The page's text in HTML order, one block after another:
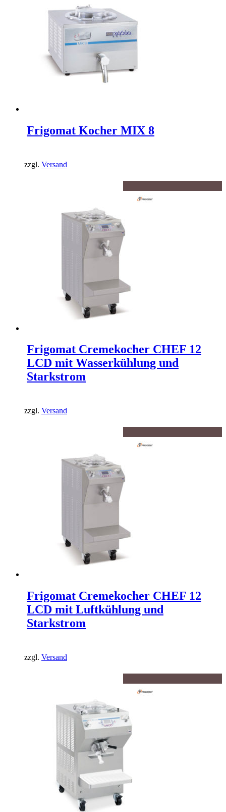
Frigomat Kocher MIX 8
zzgl. Versand
Frigomat Cremekocher CHEF 12
LCD mit Wasserkühlung und
Starkstrom
zzgl. Versand
Frigomat Cremekocher CHEF 12
LCD mit Luftkühlung und
Starkstrom
zzgl. Versand